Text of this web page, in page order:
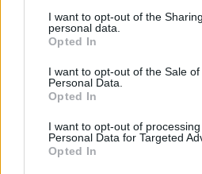
I want to opt-out of the
personal data.
Opted In
I want to opt-out of the Sale of
Personal Data.
Opted In
I want to opt-out of
Personal Data for Targeted
Opted In
PIÙ INFORMAZIONI SU
eventi materia
paolo pieretto
LEGGI GLI ALTRI